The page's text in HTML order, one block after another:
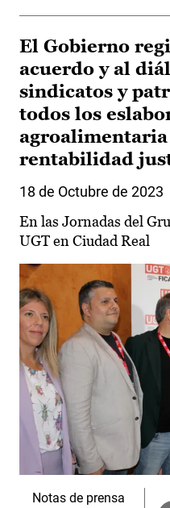
El Gobierno
acuerdo y al
sindicatos y
todos los
agroalimentaria
rentabilidad
18 de Octubre de 2023
En las Jornadas del
UGT en Ciudad Real
Notas de prensa